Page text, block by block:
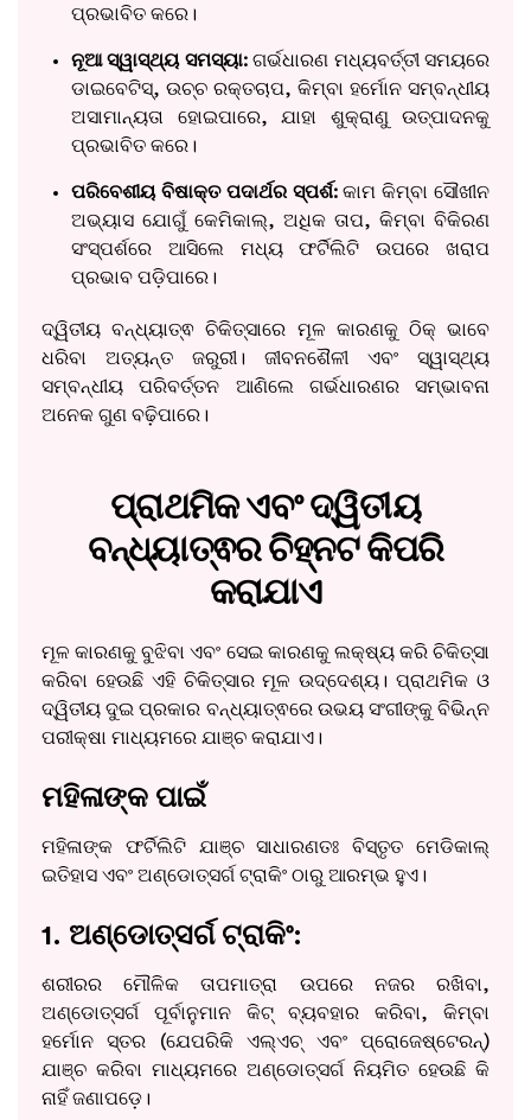
ପ୍ରଭାବିତ କରେ।
ନୂଆ ସ୍ୱାସ୍ଥ୍ୟ ସମସ୍ୟା:ଗର୍ଭଧାରଣ ମଧ୍ୟବର୍ତ୍ତୀ ସମୟରେ
ଡାଇବେଟିସ୍, ଉଚ୍ଚ ରକ୍ତଚାପ, କିମ୍ବା ହର୍ମୋନ ସମ୍ବନ୍ଧୀୟ
ଅସାମାନ୍ୟତା ହୋଇପାରେ, ଯାହା ଶୁକ୍ରାଣୁ ଉତ୍ପାଦନକୁ
ପ୍ରଭାବିତ କରେ।
ପରିବେଶୀୟ ବିଷାକ୍ତ ପଦାର୍ଥର ସ୍ପର୍ଶ:କାମ କିମ୍ବା ସୌଖୀନ
ଅଭ୍ୟାସ ଯୋଗୁଁ କେମିକାଲ୍, ଅଧିକ ତାପ, କିମ୍ବା ବିକିରଣ
ସଂସ୍ପର୍ଶରେ ଆସିଲେ ମଧ୍ୟ ଫର୍ଟିଲିଟି ଉପରେ ଖରାପ
ପ୍ରଭାବ ପଡ଼ିପାରେ।
ଦ୍ୱିତୀୟ ବନ୍ଧ୍ୟାତ୍ଵ ଚିକିତ୍ସାରେ ମୂଳ କାରଣକୁ ଠିକ୍ ଭାବେ
ଧରିବା ଅତ୍ୟନ୍ତ ଜରୁରୀ। ଜୀବନଶୈଳୀ ଏବଂ ସ୍ୱାସ୍ଥ୍ୟ
ସମ୍ବନ୍ଧୀୟ ପରିବର୍ତ୍ତନ ଆଣିଲେ ଗର୍ଭଧାରଣର ସମ୍ଭାବନା
ଅନେକ ଗୁଣ ବଢ଼ିପାରେ।
ପ୍ରାଥମିକ ଏବଂ ଦ୍ୱିତୀୟ
ବନ୍ଧ୍ୟାତ୍ଵର ଚିହ୍ନଟ କିପରି
କରାଯାଏ
ମୂଳ କାରଣକୁ ବୁଝିବା ଏବଂ ସେଇ କାରଣକୁ ଲକ୍ଷ୍ୟ କରି ଚିକିତ୍ସା
କରିବା ହେଉଛି ଏହି ଚିକିତ୍ସାର ମୂଳ ଉଦ୍ଦେଶ୍ୟ। ପ୍ରାଥମିକ ଓ
ଦ୍ୱିତୀୟ ଦୁଇ ପ୍ରକାର ବନ୍ଧ୍ୟାତ୍ଵରେ ଉଭୟ ସଂଗୀଙ୍କୁ ବିଭିନ୍ନ
ପରୀକ୍ଷା ମାଧ୍ୟମରେ ଯାଞ୍ଚ କରାଯାଏ।
ମହିଳାଙ୍କ ପାଇଁ
ମହିଳାଙ୍କ ଫର୍ଟିଲିଟି ଯାଞ୍ଚ ସାଧାରଣତଃ ବିସ୍ତୃତ ମେଡିକାଲ୍
ଇତିହାସ ଏବଂ ଅଣ୍ଡୋତ୍ସର୍ଗ ଟ୍ରାକିଂ ଠାରୁ ଆରମ୍ଭ ହୁଏ।
1. ଅଣ୍ଡୋତ୍ସର୍ଗ ଟ୍ରାକିଂ:
ଶରୀରର ମୌଳିକ ତାପମାତ୍ରା ଉପରେ ନଜର ରଖିବା,
ଅଣ୍ଡୋତ୍ସର୍ଗ ପୂର୍ବାନୁମାନ କିଟ୍ ବ୍ୟବହାର କରିବା, କିମ୍ବା
ହର୍ମୋନ ସ୍ତର (ଯେପରିକି ଏଲ୍ଏଚ୍ ଏବଂ ପ୍ରୋଜେଷ୍ଟେରନ୍)
ଯାଞ୍ଚ କରିବା ମାଧ୍ୟମରେ ଅଣ୍ଡୋତ୍ସର୍ଗ ନିୟମିତ ହେଉଛି କି
ନାହିଁ ଜଣାପଡ଼େ।